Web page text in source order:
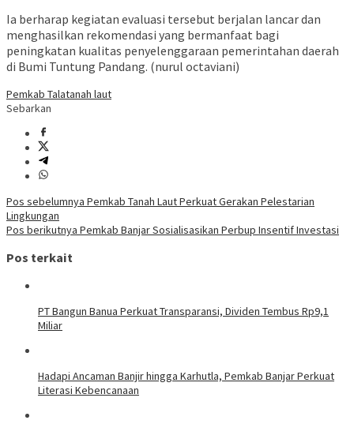
Ia berharap kegiatan evaluasi tersebut berjalan lancar dan
menghasilkan rekomendasi yang bermanfaat bagi
peningkatan kualitas penyelenggaraan pemerintahan daerah
di Bumi Tuntung Pandang. (nurul octaviani)
Pemkab Talatanah laut
Sebarkan
Navigasi
pos
Pos sebelumnya Pemkab Tanah Laut Perkuat Gerakan Pelestarian
Lingkungan
Pos berikutnya Pemkab Banjar Sosialisasikan Perbup Insentif Investasi
Pos terkait
PT Bangun Banua Perkuat Transparansi, Dividen Tembus Rp9,1
Miliar
Hadapi Ancaman Banjir hingga Karhutla, Pemkab Banjar Perkuat
Literasi Kebencanaan